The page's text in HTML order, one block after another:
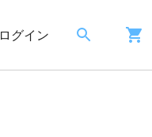
ログイン